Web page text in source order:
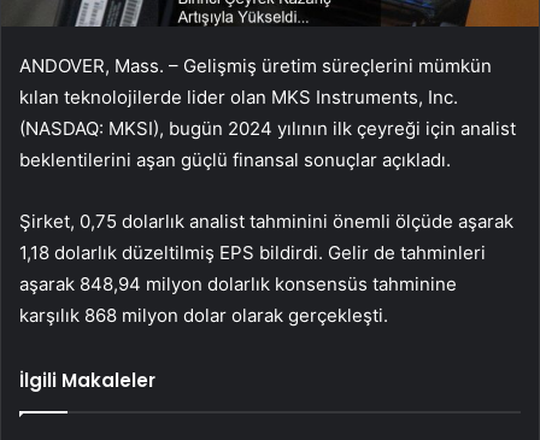
ANDOVER, Mass. – Gelişmiş üretim süreçlerini mümkün
kılan teknolojilerde lider olan MKS Instruments, Inc.
(NASDAQ: MKSI), bugün 2024 yılının ilk çeyreği için analist
beklentilerini aşan güçlü finansal sonuçlar açıkladı.
Şirket, 0,75 dolarlık analist tahminini önemli ölçüde aşarak
1,18 dolarlık düzeltilmiş EPS bildirdi. Gelir de tahminleri
aşarak 848,94 milyon dolarlık konsensüs tahminine
karşılık 868 milyon dolar olarak gerçekleşti.
İlgili Makaleler